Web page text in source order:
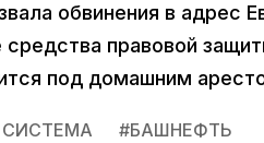
обвинения в адрес
средства правовой
под домашним
#БАШНЕФТЬ